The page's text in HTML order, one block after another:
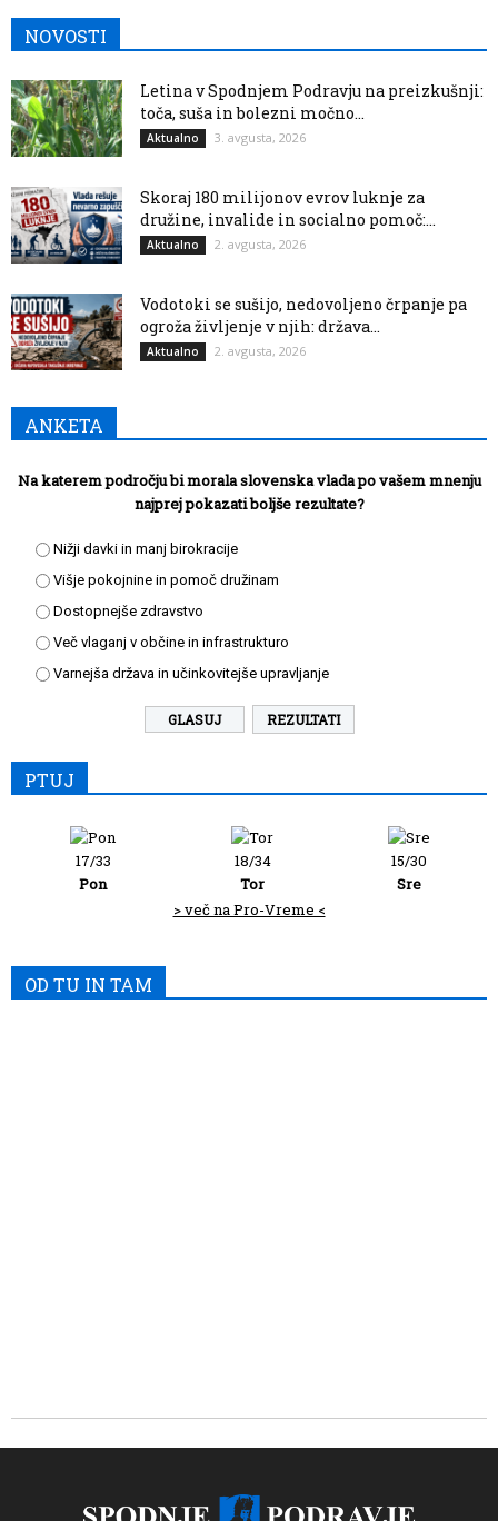
NOVOSTI
Letina v Spodnjem Podravju na preizkušnji:
toča, suša in bolezni močno...
Aktualno 3. avgusta, 2026
Skoraj 180 milijonov evrov luknje za
družine, invalide in socialno pomoč:...
Aktualno 2. avgusta, 2026
Vodotoki se sušijo, nedovoljeno črpanje pa
ogroža življenje v njih: država...
Aktualno 2. avgusta, 2026
ANKETA
Na katerem področju bi morala slovenska vlada po vašem mnenju
najprej pokazati boljše rezultate?
Nižji davki in manj birokracije
Višje pokojnine in pomoč družinam
Dostopnejše zdravstvo
Več vlaganj v občine in infrastrukturo
Varnejša država in učinkovitejše upravljanje
REZULTATI
PTUJ
17/33
Pon
18/34
Tor
15/30
Sre
> več na Pro-Vreme <
OD TU IN TAM